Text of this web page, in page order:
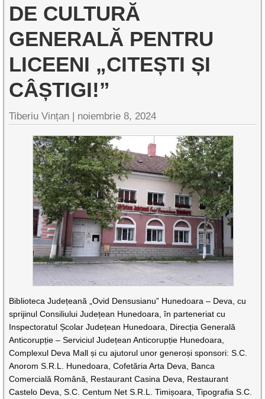
DE CULTURĂ
GENERALĂ PENTRU
LICEENI „CITEȘTI ȘI
CÂȘTIGI!”
Tiberiu Vințan | noiembrie 8, 2024
Biblioteca Județeană „Ovid Densusianu” Hunedoara – Deva, cu
sprijinul Consiliului Județean Hunedoara, în parteneriat cu
Inspectoratul Școlar Județean Hunedoara, Direcția Generală
Anticorupție – Serviciul Județean Anticorupție Hunedoara,
Complexul Deva Mall și cu ajutorul unor generoși sponsori: S.C.
Anorom S.R.L. Hunedoara, Cofetăria Arta Deva, Banca
Comercială Română, Restaurant Casina Deva, Restaurant
Castelo Deva, S.C. Centum Net S.R.L. Timișoara, Tipografia S.C.